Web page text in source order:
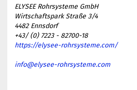
ELYSEE Rohrsysteme GmbH
Wirtschaftspark Straße 3/4
4482 Ennsdorf
+43/ (0) 7223 - 82700-18
https://elysee-rohrsysteme.com/
info@elysee-rohrsysteme.com